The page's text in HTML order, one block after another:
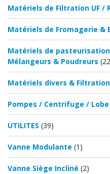
Matériels de Filtration UF /
Matériels de Fromagerie &
Matériels de
Mélangeurs & Poudreurs
Matériels divers & Filtration
Pompes / Centrifuge /
UTILITES (39)
Vanne Modulante (1)
Vanne Siège Incliné (2)